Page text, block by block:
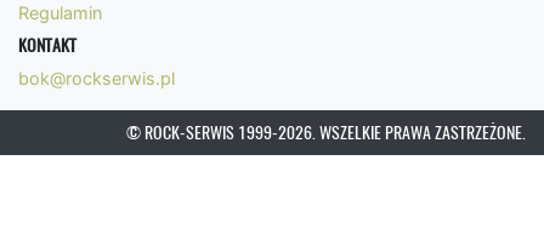
Regulamin
KONTAKT
bok@rockserwis.pl
© ROCK-SERWIS 1999-2026. WSZELKIE PRAWA ZASTRZEŻONE.